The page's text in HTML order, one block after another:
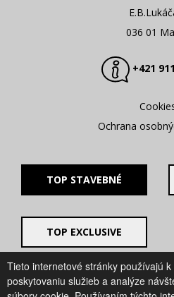
Tieto internetové stránky používajú k
poskytovaniu služieb a analýze
036 01
+421
Ochrana
TOP STAVEBNÉ
TOP EXCLUSIVE
© 2008 - 2026. UV GROUP s.r.o.
s.r.o.